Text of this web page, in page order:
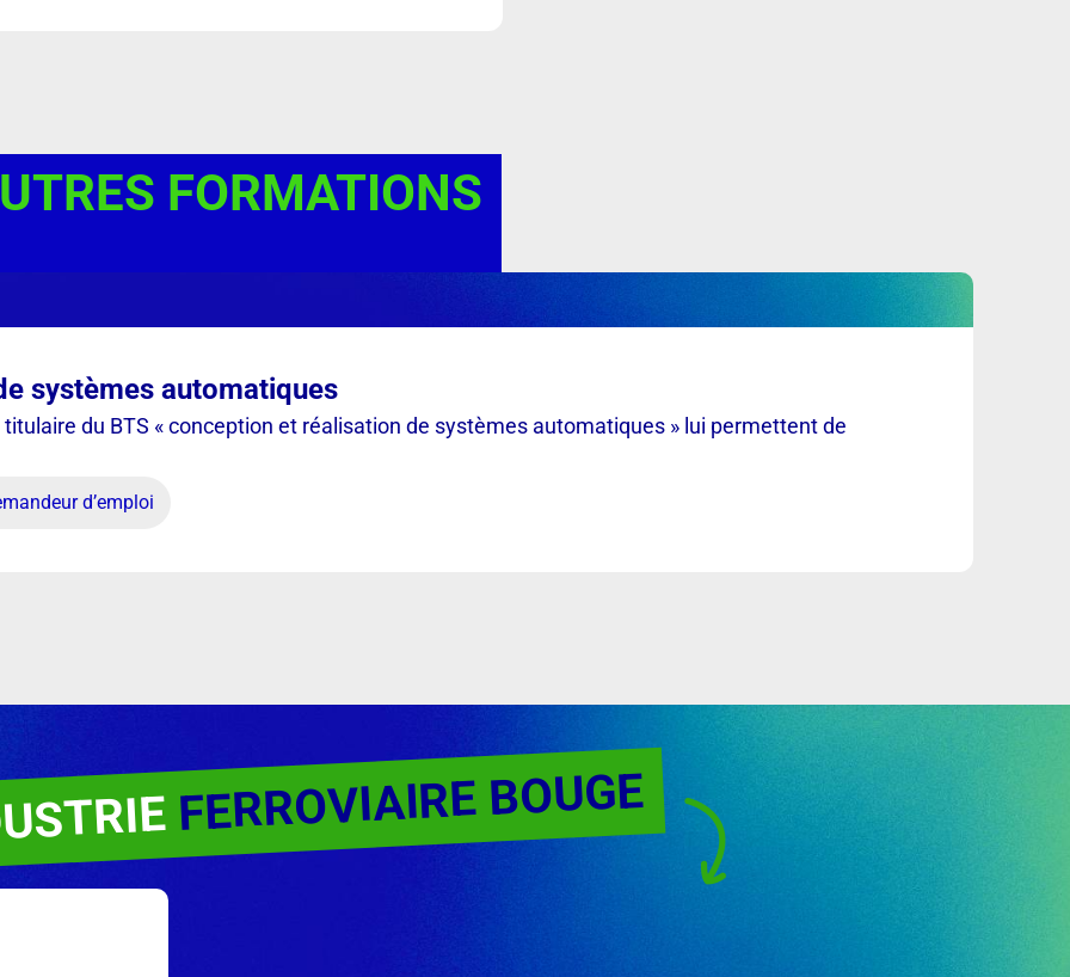
FORMATIONS
systèmes automatiques
du BTS « conception et réalisation de systèmes automatiques » lui permettent de
d’emploi
FERROVIAIRE BOUGE